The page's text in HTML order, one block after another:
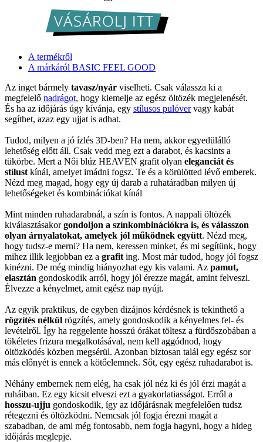
A termékről
A márkáról BASIC FEEL GOOD
Az inget bármely tavasz/nyár viselheti. Csak válassza ki a
megfelelő nadrágot, hogy kiemelje az egész öltözék megjelenését.
És ha az időjárás úgy kívánja, egy stílusos pulóvervagy kabát
segíthet, azaz egy ujjat is adhat.
Tudod, milyen a jó ízlés 3D-ben? Ha nem, akkor egyedülálló
lehetőség előtt áll. Csak vedd meg ezt a darabot, és kacsints a
tükörbe. Mert a Női blúz HEAVEN grafit olyan eleganciát és
stílust kínál, amelyet imádni fogsz. Te és a körülötted lévő emberek.
Nézd meg magad, hogy egy új darab a ruhatáradban milyen új
lehetőségeket és kombinációkat kínál
Mint minden ruhadarabnál, a szín is fontos. A nappali öltözék
kiválasztásakorgondoljon a színkombinációkra is, és válasszon
olyan árnyalatokat, amelyek jól működnek együtt. Nézd meg,
hogy tudsz-e merni? Ha nem, keressen minket, és mi segítünk, hogy
mihez illik legjobban ez a grafit ing. Most már tudod, hogy jól fogsz
kinézni. De még mindig hiányozhat egy kis valami. Az pamut,
elasztán gondoskodik arról, hogy jól érezze magát, amint felveszi.
Élvezze a kényelmet, amit egész nap nyújt.
Az egyik praktikus, de egyben dizájnos kérdésnek is tekinthető a
rögzítés nélkül rögzítés, amely gondoskodik a kényelmes fel- és
levételről. Így ha reggelente hosszú órákat töltesz a fürdőszobában a
tökéletes frizura megalkotásával, nem kell aggódnod, hogy
öltözködés közben megsérül. Azonban biztosan talál egy egész sor
más előnyét is ennek a kötőelemnek. Sőt, egy egész ruhadarabot is.
Néhány embernek nem elég, ha csak jól néz ki és jól érzi magát a
ruháiban. Ez egy kicsit elveszi ezt a gyakorlatiasságot. Erről a
hosszu-ujju gondoskodik, így az időjárásnak megfelelően tudsz
rétegezni és öltözködni. Nemcsak jól fogja érezni magát a
szabadban, de ami még fontosabb, nem fogja hagyni, hogy a hideg
időjárás meglepje.